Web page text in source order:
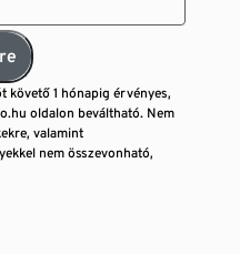
követő 1 hónapig érvényes,
oldalon beváltható. Nem
valamint
nem összevonható,